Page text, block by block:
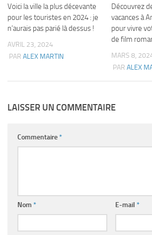
Voici la ville la plus décevante
pour les touristes en 2024 : je
n’aurais pas parié là dessus !
AVRIL 23, 2024
PAR ALEX MARTIN
Découvrez
vacances à
pour vivre
de film
MARS 8,
PAR ALEX
LAISSER UN COMMENTAIRE
Commentaire*
Nom * E-mail *